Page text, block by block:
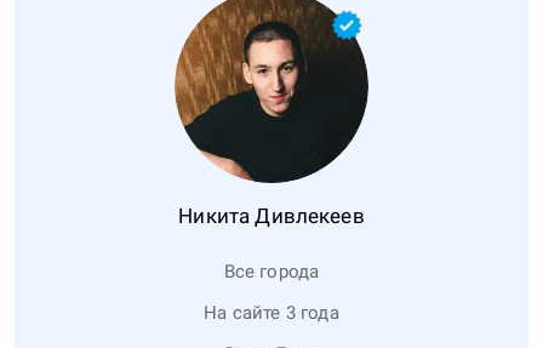
Никита Дивлекеев
Все города
На сайте 3 года